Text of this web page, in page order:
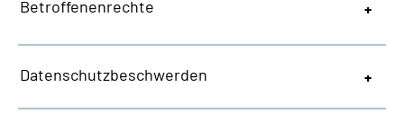
Betroffenenrechte
Datenschutzbeschwerden